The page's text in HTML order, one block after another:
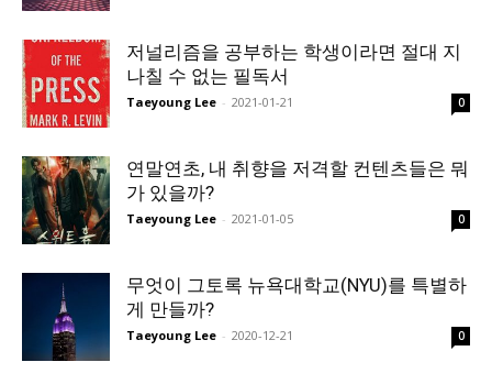
저널리즘을 공부하는 학생이라면 절대 지
나칠 수 없는 필독서
Taeyoung Lee - 2021-01-21 0
연말연초, 내 취향을 저격할 컨텐츠들은 뭐
가 있을까?
Taeyoung Lee - 2021-01-05 0
무엇이 그토록 뉴욕대학교(NYU)를 특별하
게 만들까?
Taeyoung Lee - 2020-12-21 0